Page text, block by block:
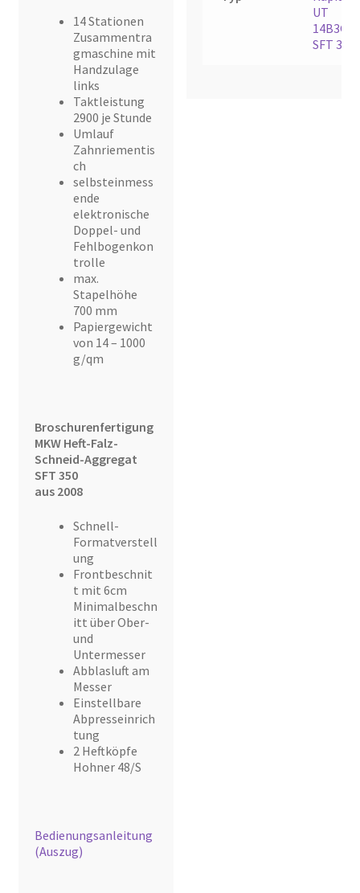
14 Stationen
Zusammentra
gmaschine mit
Handzulage
links
Taktleistung
2900 je Stunde
Umlauf
Zahnriementis
ch
selbsteinmess
ende
elektronische
Doppel- und
Fehlbogenkon
trolle
max.
Stapelhöhe
700 mm
Papiergewicht
von 14 – 1000
g/qm
Broschurenfertigung
MKW Heft-Falz-
Schneid-Aggregat
SFT 350
aus 2008
Schnell-
Formatverstell
ung
Frontbeschnit
t mit 6cm
Minimalbeschn
itt über Ober-
und
Untermesser
Abblasluft am
Messer
Einstellbare
Abpresseinrich
tung
2 Heftköpfe
Hohner 48/S
Bedienungsanleitung
(Auszug)
UT
14B3GS
SFT 350